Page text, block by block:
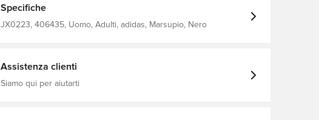
Le 3 strisce personalizzate e la stampa del trifoglio mostrano il
suo orgoglio per adidas. Dimensioni: 8 cm x 36 cm x 15 cm
Volume: 2,2 l ! 100% poliestere (riciclato) Chiusura con cerniera
Specifiche
JX0223, 406435, Uomo, Adulti, adidas, Marsupio, Nero
Assistenza clienti
Siamo qui per aiutarti